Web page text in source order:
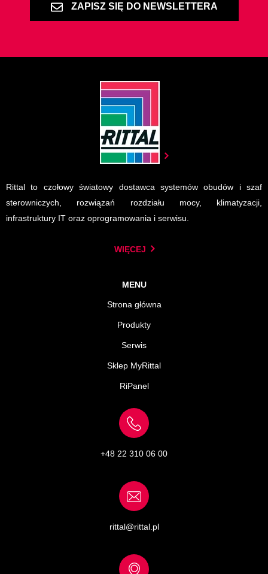
ZAPISZ SIĘ DO NEWSLETTERA
Rittal to czołowy światowy dostawca systemów obudów i szaf
sterowniczych, rozwiązań rozdziału mocy, klimatyzacji,
infrastruktury IT oraz oprogramowania i serwisu.
WIĘCEJ
MENU
Strona główna
Produkty
Serwis
Sklep MyRittal
RiPanel
+48 22 310 06 00
rittal@rittal.pl